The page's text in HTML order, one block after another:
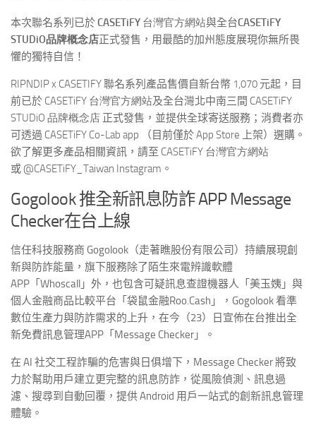
本次聯名系列已於CASETiFY 台灣官方網站與全台CASETiFY
STUDiO品牌概念店正式發售，用最酷的加州態度展現你無所畏
懼的獨特自信！
RIPNDIP x CASETIFY聯名系列產品售價自新台幣 1,070 元起，目
前已於 CASETiFY 台灣官方網站及全台灣北中南三間 CASETiFY
STUDiO 品牌概念店 正式發售，並提供全球寄送服務；消費者亦
可透過 CASETiFY Co-Lab app （目前僅於App Store
上架）選購。
欲了解更多產品相關資訊，請至 CASETiFY 台灣官方網站
或@CASETiFY_Taiwan Instagram 。
Gogolook 推全新訊息防詐 APP Message
Checker在台上線
信任科技服務商 Gogolook（走著瞧股份有限公司）持續展現創
新與防詐能量，旗下服務除了陌生來電辨識軟體
APP「Whoscall」外，也包含可疑訊息查證機器人「美玉姨」與
個人金融商品比較平台「袋鼠金融Roo.Cash」，Gogolook 看準
數位生產力與防詐需求的上升，在今（23）日宣佈在台推出全
新免費訊息管理APP「Message Checker」。
在 AI 社交工程詐騙的危害與日俱增下，Message Checker 將致
力於幫助用戶建立更完整的訊息防詐，從風險偵測、訊息過
濾、搜尋到自動回覆，提供 Android 用戶一站式的創新訊息管理
體驗。